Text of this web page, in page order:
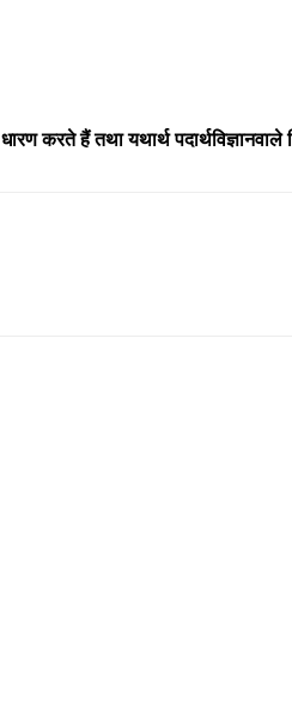
धारण करते हैं तथा यथार्थ